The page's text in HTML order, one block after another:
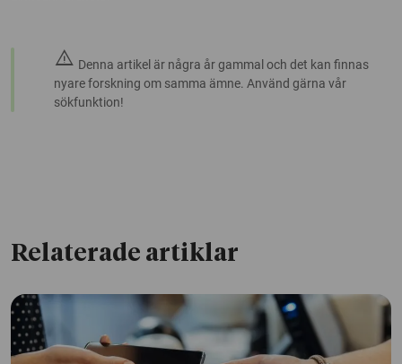
warning Denna artikel är några år gammal och det kan finnas
nyare forskning om samma ämne. Använd gärna vår
sökfunktion!
Relaterade artiklar